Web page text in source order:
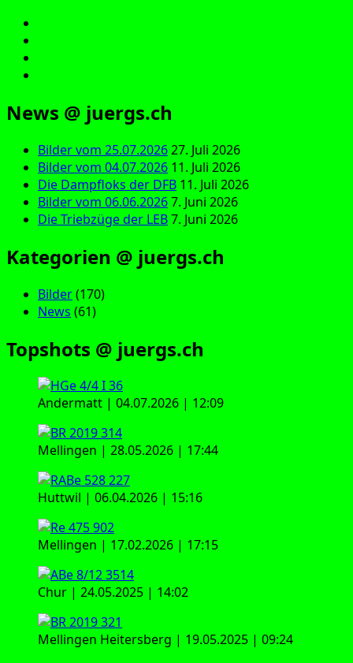
News @ juergs.ch
Bilder vom 25.07.202627. Juli 2026
Bilder vom 04.07.2026 11. Juli 2026
Die Dampfloks der DFB 11. Juli 2026
Bilder vom 06.06.20267. Juni 2026
Die Triebzüge der LEB7. Juni 2026
Kategorien @ juergs.ch
Bilder(170)
News (61)
Topshots @ juergs.ch
Andermatt | 04.07.2026 | 12:09
Mellingen | 28.05.2026 | 17:44
Huttwil | 06.04.2026 | 15:16
Mellingen | 17.02.2026 | 17:15
Chur | 24.05.2025 | 14:02
Mellingen Heitersberg | 19.05.2025 | 09:24